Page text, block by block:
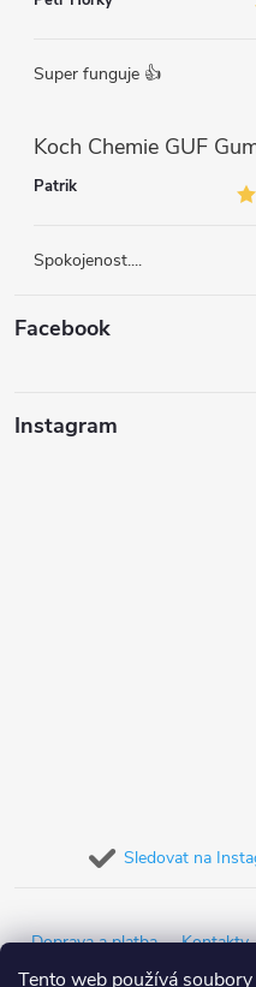
Tento web používá
Super funguje 👍
Patrik
Spokojenost....
Facebook
Instagram
Sledovat na
Doprava a platba Kontakty